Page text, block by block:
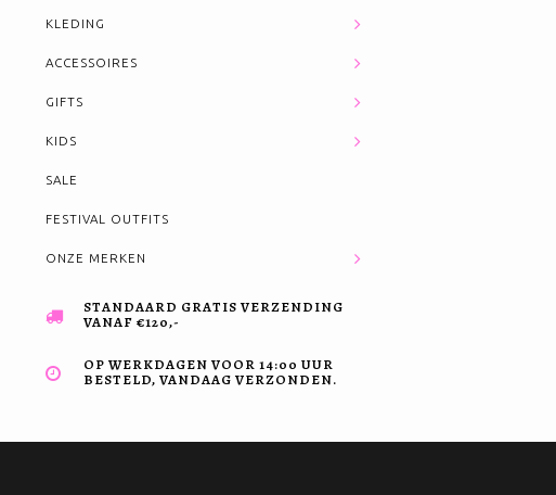
KLEDING
ACCESSOIRES
GIFTS
KIDS
SALE
FESTIVAL OUTFITS
ONZE MERKEN
STANDAARD GRATIS VERZENDING
VANAF €120,-
OP WERKDAGEN VOOR 14:00 UUR
BESTELD, VANDAAG VERZONDEN.